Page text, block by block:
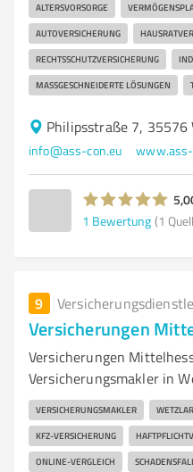
ALTERSVORSORGE
AUTOVERSICHERUNG
RECHTSSCHUTZVERSICHERUNG
MASSGESCHNEIDERTE LÖSUNGEN
Philipsstraße 7, 35576
info@ass-con.eu
1 Bewertung (1
9
Versicherungen
Versicherungen
Versicherungsmakler in
VERSICHERUNGSMAKLER WETZLAR
KFZ-VERSICHERUNG
ONLINE-VERGLEICH